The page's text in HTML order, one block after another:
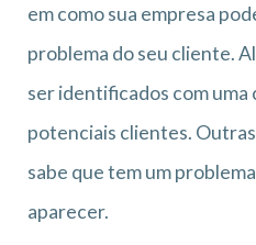
em como sua empresa
problema do seu cliente.
ser identificados com uma
potenciais clientes.
sabe que tem um
aparecer.